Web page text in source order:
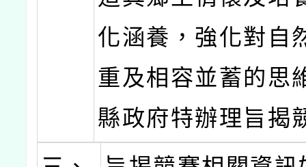
化涵養，強化對自
重及相容並蓄的思
縣政府特辦理旨揭